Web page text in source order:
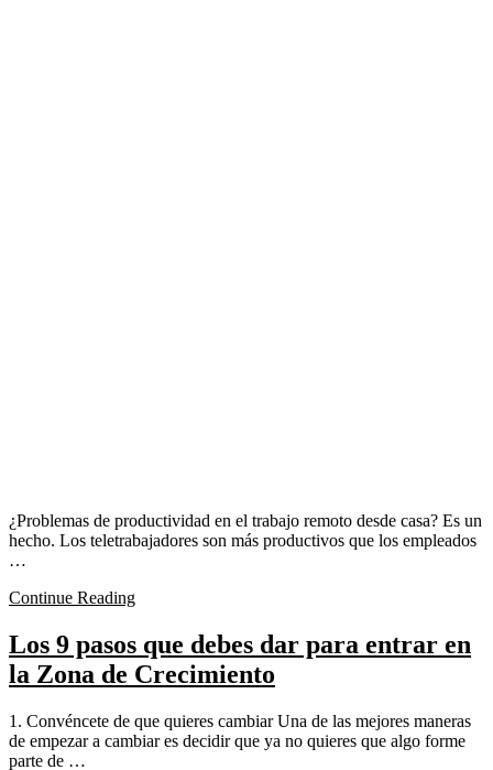
¿Problemas de productividad en el trabajo remoto desde casa? Es un
hecho. Los teletrabajadores son más productivos que los empleados
…
Continue Reading
Los 9 pasos que debes dar para entrar en
la Zona de Crecimiento
1. Convéncete de que quieres cambiar Una de las mejores maneras
de empezar a cambiar es decidir que ya no quieres que algo forme
parte de …